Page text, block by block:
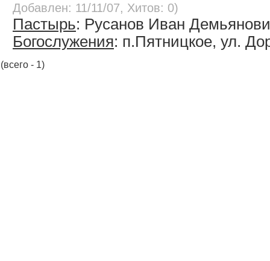
Добавлен: 11/11/07, Хитов: 0)
Пастырь: Русанов Иван
Богослужения: п.Пятницкое, ул.
(всего - 1)